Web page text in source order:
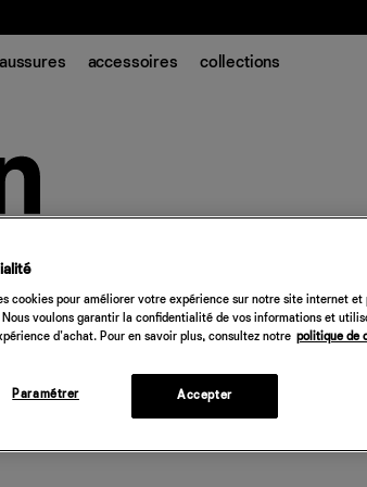
accessoires collections
cookies pour améliorer votre expérience sur notre site internet et
voulons garantir la confidentialité de vos informations et
d'achat. Pour en savoir plus, consultez notre politique de
Paramétrer Accepter